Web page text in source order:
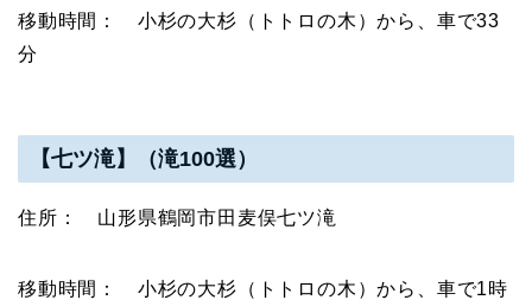
移動時間： 小杉の大杉（トトロの木）から、車で33
分
【七ツ滝】（滝100選）
住所： 山形県鶴岡市田麦俣七ツ滝
移動時間： 小杉の大杉（トトロの木）から、車で1時